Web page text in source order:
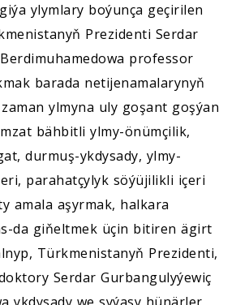
ylymlary boýunça geçirilen
Prezidenti Serdar
professor
barada netijenamalarynyň
ylmyna uly goşant goşýan
bähbitli ylmy-önümçilik,
durmuş-ykdysady, ylmy-
parahatçylyk söýüjilikli içeri
amala aşyrmak, halkara
da giňeltmek üçin bitiren ägirt
Türkmenistanyň Prezidenti,
Serdar Gurbangulyýewiç